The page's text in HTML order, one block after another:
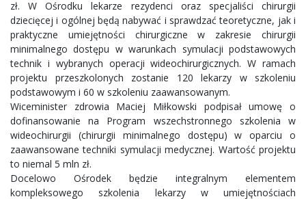
zł. W Ośrodku lekarze rezydenci oraz specjaliści chirurgii
dziecięcej i ogólnej będą nabywać i sprawdzać teoretyczne, jak i
praktyczne umiejętności chirurgiczne w zakresie chirurgii
minimalnego dostępu w warunkach symulacji podstawowych
technik i wybranych operacji wideochirurgicznych. W ramach
projektu przeszkolonych zostanie 120 lekarzy w szkoleniu
podstawowym i 60 w szkoleniu zaawansowanym.
Wiceminister zdrowia Maciej Miłkowski podpisał umowę o
dofinansowanie na Program wszechstronnego szkolenia w
wideochirurgii (chirurgii minimalnego dostępu) w oparciu o
zaawansowane techniki symulacji medycznej. Wartość projektu
to niemal 5 mln zł.
Docelowo Ośrodek będzie integralnym elementem
kompleksowego szkolenia lekarzy w umiejętnościach